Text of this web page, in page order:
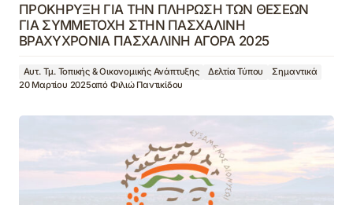
ΠΡΟΚΗΡΥΞΗ ΓΙΑ ΤΗΝ ΠΛΗΡΩΣΗ ΤΩΝ ΘΕΣΕΩΝ
ΓΙΑ ΣΥΜΜΕΤΟΧΗ ΣΤΗΝ ΠΑΣΧΑΛΙΝΗ
ΒΡΑΧΥΧΡΟΝΙΑ ΠΑΣΧΑΛΙΝΗ ΑΓΟΡΑ 2025
Αυτ. Τμ. Τοπικής & Οικονομικής Ανάπτυξης Δελτία Τύπου
Σημαντικά
20 Μαρτίου 2025από Φιλιώ Παντικίδου